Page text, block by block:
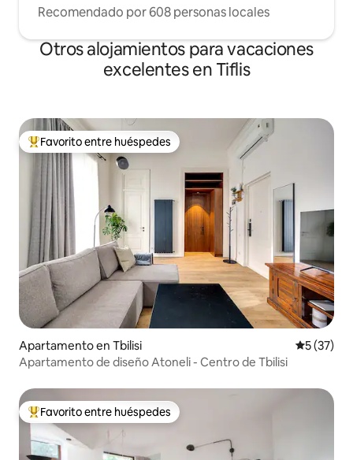
Recomendado por 608 personas locales
Otros alojamientos para vacaciones
excelentes en Tiflis
Favorito entre huéspedes preferido
Favorito entre huéspedes
Apartamento en Tbilisi
5 (37)
Apartamento de diseño Atoneli - Centro de Tbilisi
Favorito entre huéspedes preferido
Favorito entre huéspedes